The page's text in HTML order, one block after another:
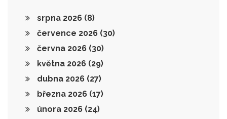
srpna 2026 (8)
července 2026 (30)
června 2026 (30)
května 2026 (29)
dubna 2026 (27)
března 2026 (17)
února 2026 (24)